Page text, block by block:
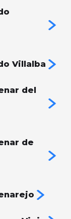
Villalba
del
de